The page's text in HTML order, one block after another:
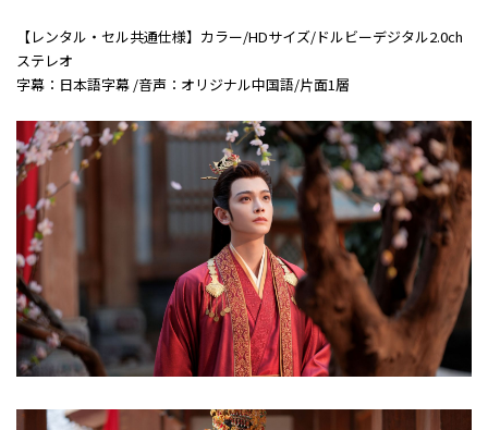
【レンタル・セル共通仕様】カラー/HDサイズ/ドルビーデジタル2.0ch
ステレオ
字幕：日本語字幕 /音声：オリジナル中国語/片面1層